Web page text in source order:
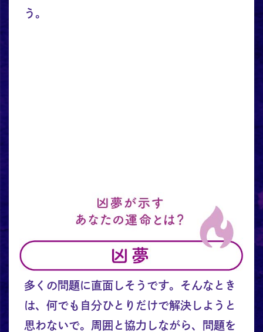
う。
多くの問題に直面しそうです。そんなとき
は、何でも自分ひとりだけで解決しようと
思わないで。周囲と協力しながら、問題を